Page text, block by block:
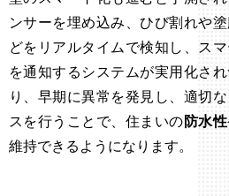
ンサーを埋め込み、ひび割れや
どをリアルタイムで検知し、ス
を通知するシステムが実用化さ
り、早期に異常を発見し、適切
スを行うことで、住まいの防水性
維持できるようになります。